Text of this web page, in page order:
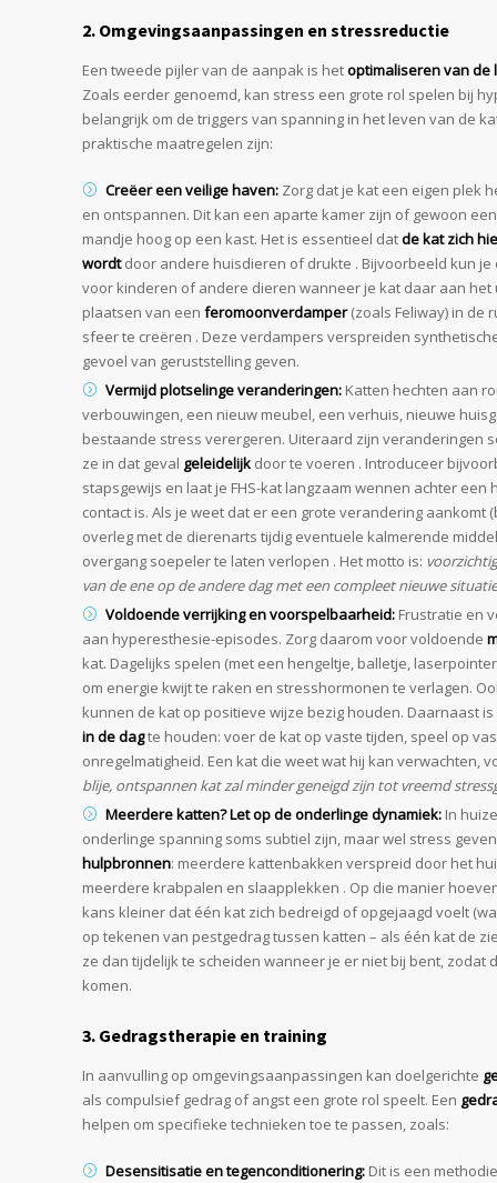
2. Omgevingsaanpassingen en stressreductie
Een tweede pijler van de aanpak is hetoptimaliseren van de
Zoals eerder genoemd, kan stress een grote rol spelen bij
belangrijk om de triggers van spanning in het leven van de
praktische maatregelen zijn:
Creëer een veilige haven: Zorg dat je kat een eigen plek
en ontspannen. Dit kan een aparte kamer zijn of gewoon
mandje hoog op een kast. Het is essentieel datde kat zich
wordtdoor andere huisdieren of drukte . Bijvoorbeeld kun
voor kinderen of andere dieren wanneer je kat daar aan het
plaatsen van een feromoonverdamper(zoals Feliway) in de
sfeer te creëren . Deze verdampers verspreiden
gevoel van geruststelling geven.
Vermijd plotselinge veranderingen: Katten hechten aan
verbouwingen, een nieuw meubel, een verhuis, nieuwe
bestaande stress verergeren. Uiteraard zijn veranderingen
ze in dat geval geleidelijk door te voeren . Introduceer
stapsgewijs en laat je FHS-kat langzaam wennen achter
contact is. Als je weet dat er een grote verandering aankomt
overleg met de dierenarts tijdig eventuele kalmerende
overgang soepeler te laten verlopen . Het motto is:
van de ene op de andere dag met een compleet nieuwe
Voldoende verrijking en voorspelbaarheid: Frustratie en
aan hyperesthesie-episodes. Zorg daarom voor voldoende
kat. Dagelijks spelen (met een hengeltje, balletje,
om energie kwijt te raken en stresshormonen te verlagen.
kunnen de kat op positieve wijze bezig houden. Daarnaast
in de dagte houden: voer de kat op vaste tijden, speel op
onregelmatigheid. Een kat die weet wat hij kan verwachten,
blije, ontspannen kat zal minder geneigd zijn tot vreemd
Meerdere katten? Let op de onderlinge dynamiek: In
onderlinge spanning soms subtiel zijn, maar wel stress
hulpbronnen: meerdere kattenbakken verspreid door het
meerdere krabpalen en slaapplekken . Op die manier
kans kleiner dat één kat zich bedreigd of opgejaagd voelt
op tekenen van pestgedrag tussen katten – als één kat de
ze dan tijdelijk te scheiden wanneer je er niet bij bent, zodat
komen.
3. Gedragstherapie en training
In aanvulling op omgevingsaanpassingen kan doelgerichte
als compulsief gedrag of angst een grote rol speelt. Een
helpen om specifieke technieken toe te passen, zoals:
Desensitisatie en tegenconditionering: Dit is een